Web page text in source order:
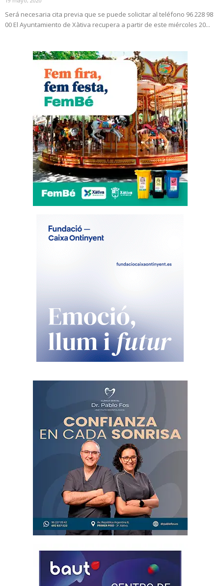
Será necesaria cita previa que se puede solicitar al teléfono 96 228 98
00 El Ayuntamiento de Xàtiva recupera a partir de este miércoles 20...